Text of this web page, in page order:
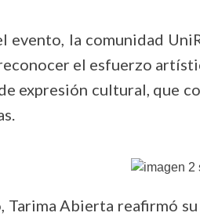
evento, la comunidad
el esfuerzo
expresión cultural, que
Tarima Abierta reafirmó